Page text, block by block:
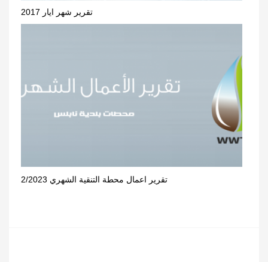
تقرير شهر ايار 2017
تقرير اعمال محطة التنقية الشهري 2/2023